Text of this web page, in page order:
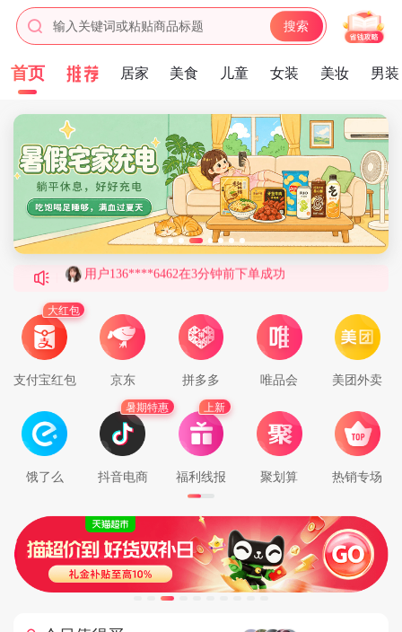
输入关键词或粘贴商品标题 搜索
首页 居家 美食 儿童 女装 美妆 男装
用户182****2713在3分钟前下单成功
用户186****4010在6分钟前下单成功
用户184****8866在6分钟前下单成功
用户185****8178在2分钟前下单成功
用户136****6462在3分钟前下单成功
用户136****6919在7分钟前下单成功
用户186****2797在2分钟前下单成功
用户178****1387在6分钟前下单成功
用户131****9261在2分钟前下单成功
用户181****2616在1分钟前下单成功
用户131****7703在2分钟前下单成功
用户159****8142在5分钟前下单成功
用户147****8171在2分钟前下单成功
用户178****2641在5分钟前下单成功
用户155****7414在1分钟前下单成功
用户152****7222在1分钟前下单成功
用户137****8548在8分钟前下单成功
支付宝红包
大红包
京东 拼多多 唯品会 美团外卖
饿了么 抖音电商
暑期特惠
福利线报
上新
聚划算 热销专场